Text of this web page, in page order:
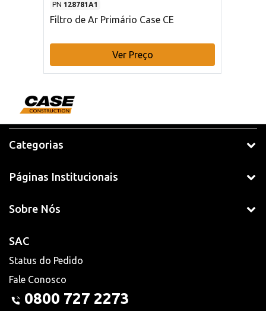
PN 128781A1
Filtro de Ar Primário Case CE
Ver Preço
Categorias
Páginas Institucionais
Sobre Nós
SAC
Status do Pedido
Fale Conosco
0800 727 2273